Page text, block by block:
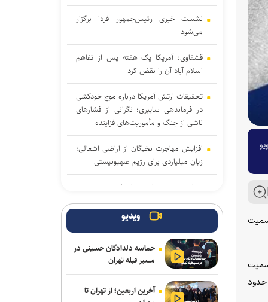
حدود
نشست خبری رئیس‌جمهور فردا برگزار
می‌شود
قشقاوی: آمریکا یک هفته پس از تفاهم
اسلام آباد آن را نقض کرد
تحقیقات ارتش آمریکا درباره موج خودکشی
در فرماندهی سایبری؛ نگرانی از فشار‌های
ناشی از جنگ و مأموریت‌های فزاینده
افزایش مهاجرت نخبگان از اراضی اشغالی؛
زیان میلیاردی برای رژیم صهیونیستی
تصاویر جدید از پهپاد‌های منهدم‌شده
آمریکا توسط سپاه
سابق اقامتگاه نخست‌وزیری اسرائیل
پاکستان: خواهان جنگ با افغانستان
نیستیم؛ طالبان باید حمایت از تروریسم را
متوقف کند
ویدیو
حماسه دلدادگان حسینی در
مسیر قبله تهران
آخرین اربعین؛ از تهران تا